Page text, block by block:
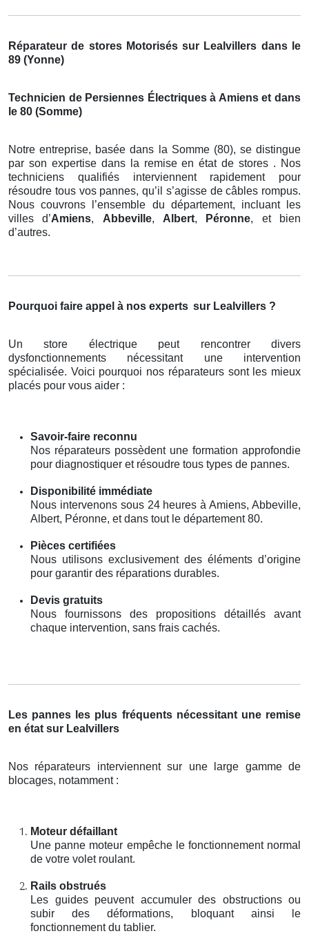
Réparateur de stores Motorisés sur Lealvillers dans le
89 (Yonne)
Technicien de Persiennes Électriques à Amiens et dans
le 80 (Somme)
Notre entreprise, basée dans la Somme (80), se distingue
par son expertise dans la remise en état de stores . Nos
techniciens qualifiés interviennent rapidement pour
résoudre tous vos pannes, qu’il s’agisse de câbles rompus.
Nous couvrons l’ensemble du département, incluant les
villes d’Amiens, Abbeville, Albert, Péronne, et bien
d’autres.
Pourquoi faire appel à nos experts sur Lealvillers ?
Un store électrique peut rencontrer divers
dysfonctionnements nécessitant une intervention
spécialisée. Voici pourquoi nos réparateurs sont les mieux
placés pour vous aider :
Savoir-faire reconnu
Nos réparateurs possèdent une formation approfondie
pour diagnostiquer et résoudre tous types de pannes.
Disponibilité immédiate
Nous intervenons sous 24 heures à Amiens, Abbeville,
Albert, Péronne, et dans tout le département 80.
Pièces certifiées
Nous utilisons exclusivement des éléments d’origine
pour garantir des réparations durables.
Devis gratuits
Nous fournissons des propositions détaillés avant
chaque intervention, sans frais cachés.
Les pannes les plus fréquents nécessitant une remise
en état sur Lealvillers
Nos réparateurs interviennent sur une large gamme de
blocages, notamment :
Moteur défaillant
Une panne moteur empêche le fonctionnement normal
de votre volet roulant.
Rails obstrués
Les guides peuvent accumuler des obstructions ou
subir des déformations, bloquant ainsi le
fonctionnement du tablier.